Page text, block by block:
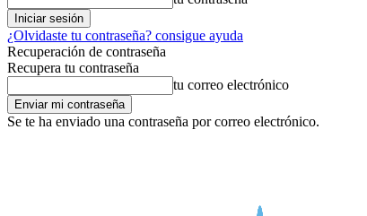
¿Olvidaste tu contraseña? consigue ayuda
Recuperación de contraseña
Recupera tu contraseña
tu correo electrónico
Se te ha enviado una contraseña por correo electrónico.